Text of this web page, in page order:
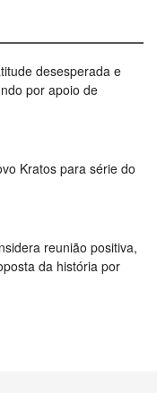
desesperada e
por apoio de
Kratos para série do
reunião positiva,
da história por